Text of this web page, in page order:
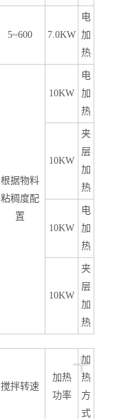
5~600 7.0KW
电
加
热
根据物料
粘稠度配
置
10KW
电
加
热
10KW
夹
层
加
热
10KW
电
加
热
10KW
夹
层
加
热
+
搅拌转速
加热
功率
加
热
方
式